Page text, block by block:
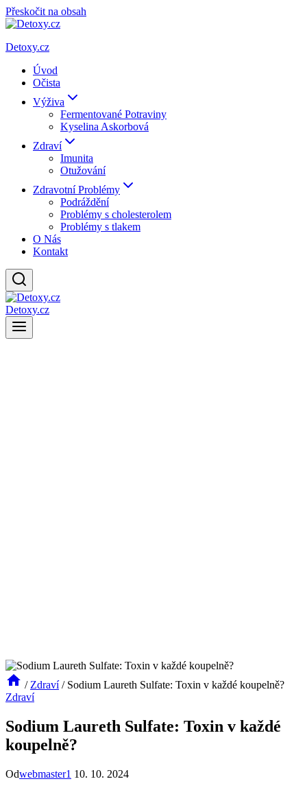
Přeskočit na obsah
Detoxy.cz
Úvod
Očista
Výživa
Fermentované Potraviny
Kyselina Askorbová
Zdraví
Imunita
Otužování
Zdravotní Problémy
Podráždění
Problémy s cholesterolem
Problémy s tlakem
O Nás
Kontakt
Detoxy.cz
/ Zdraví / Sodium Laureth Sulfate: Toxin v každé koupelně?
Zdraví
Sodium Laureth Sulfate: Toxin v každé
koupelně?
Odwebmaster1 10. 10. 2024